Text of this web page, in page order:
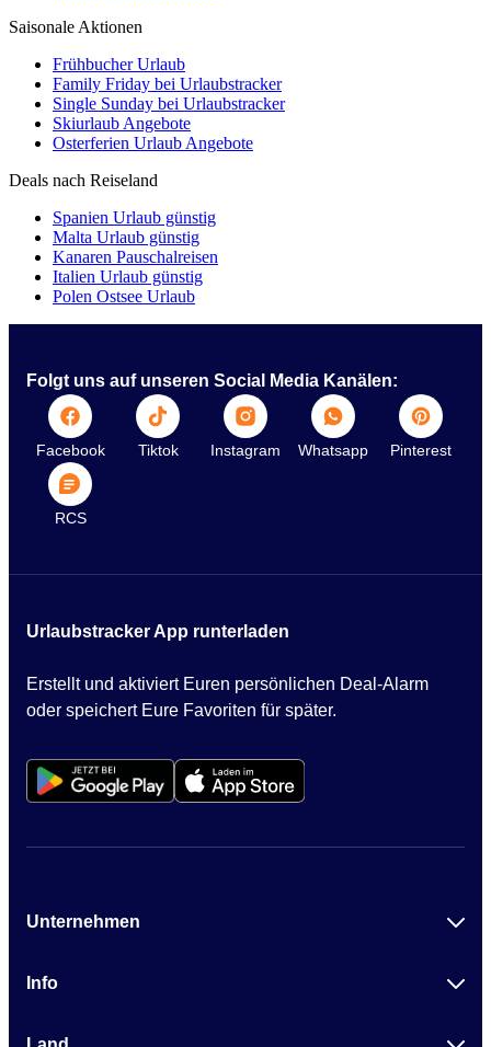
Saisonale Aktionen
Frühbucher Urlaub
Family Friday bei Urlaubstracker
Single Sunday bei Urlaubstracker
Skiurlaub Angebote
Osterferien Urlaub Angebote
Deals nach Reiseland
Spanien Urlaub günstig
Malta Urlaub günstig
Kanaren Pauschalreisen
Italien Urlaub günstig
Polen Ostsee Urlaub